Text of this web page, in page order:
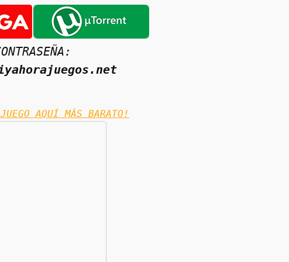
AQUÍ MÁS BARATO!